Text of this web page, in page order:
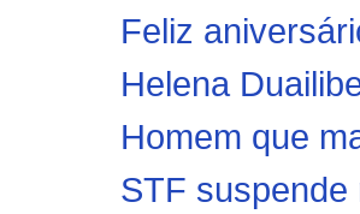
Feliz
Helena
Homem que
STF